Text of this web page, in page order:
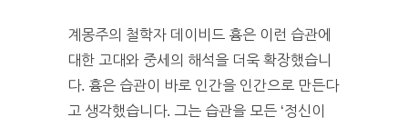
계몽주의 철학자 데이비드 흄은 이런 습관에
대한 고대와 중세의 해석을 더욱 확장했습니
다. 흄은 습관이 바로 인간을 인간으로 만든다
고 생각했습니다. 그는 습관을 모든 ‘정신이